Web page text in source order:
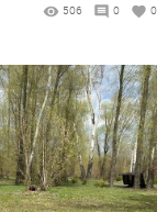
506 0 0